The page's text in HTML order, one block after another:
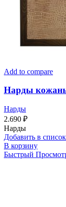
Add to compare
Нарды
Нарды
2.690 ₽
Нарды
Добавить в
В корзину
Быстрый